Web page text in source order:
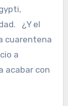
¿Y el
cuarentena
a
acabar con